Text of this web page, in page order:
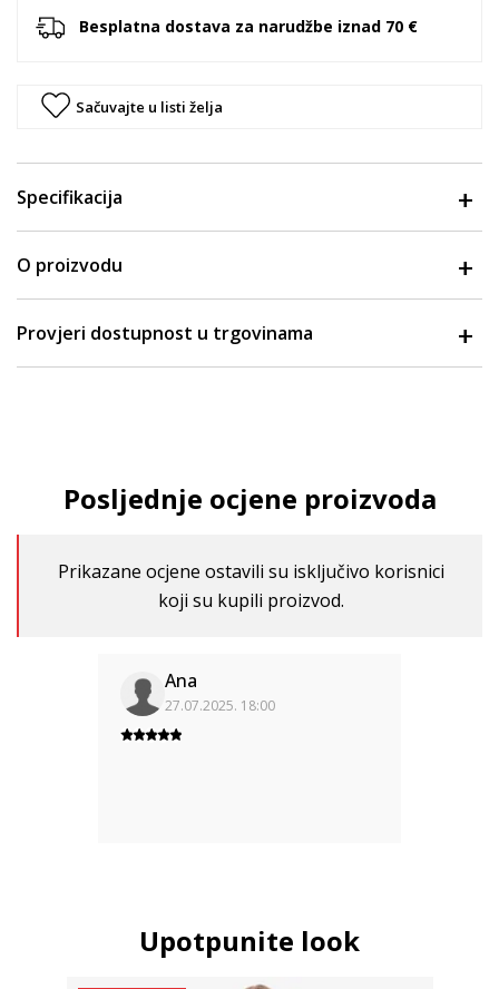
Besplatna dostava za narudžbe iznad 70 €
Sačuvajte u listi želja
Specifikacija
O proizvodu
Provjeri dostupnost u trgovinama
Posljednje ocjene proizvoda
Prikazane ocjene ostavili su isključivo korisnici
koji su kupili proizvod.
Ana
27.07.2025. 18:00
Upotpunite look